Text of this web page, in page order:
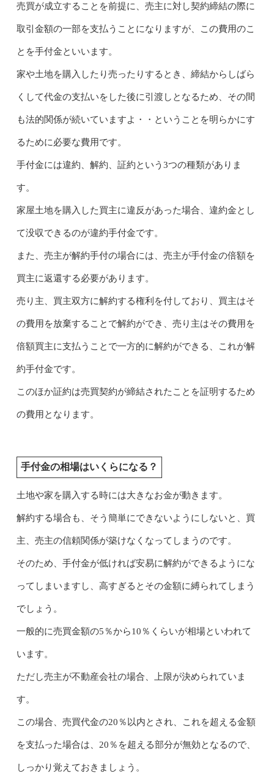
売買が成立することを前提に、売主に対し契約締結の際に
取引金額の一部を支払うことになりますが、この費用のこ
とを手付金といいます。
家や土地を購入したり売ったりするとき、締結からしばら
くして代金の支払いをした後に引渡しとなるため、その間
も法的関係が続いていますよ・・ということを明らかにす
るために必要な費用です。
手付金には違約、解約、証約という3つの種類がありま
す。
家屋土地を購入した買主に違反があった場合、違約金とし
て没収できるのが違約手付金です。
また、売主が解約手付の場合には、売主が手付金の倍額を
買主に返還する必要があります。
売り主、買主双方に解約する権利を付しており、買主はそ
の費用を放棄することで解約ができ、売り主はその費用を
倍額買主に支払うことで一方的に解約ができる、これが解
約手付金です。
このほか証約は売買契約が締結されたことを証明するため
の費用となります。
手付金の相場はいくらになる？
土地や家を購入する時には大きなお金が動きます。
解約する場合も、そう簡単にできないようにしないと、買
主、売主の信頼関係が築けなくなってしまうのです。
そのため、手付金が低ければ安易に解約ができるようにな
ってしまいますし、高すぎるとその金額に縛られてしまう
でしょう。
一般的に売買金額の5％から10％くらいが相場といわれて
います。
ただし売主が不動産会社の場合、上限が決められていま
す。
この場合、売買代金の20％以内とされ、これを超える金額
を支払った場合は、20％を超える部分が無効となるので、
しっかり覚えておきましょう。